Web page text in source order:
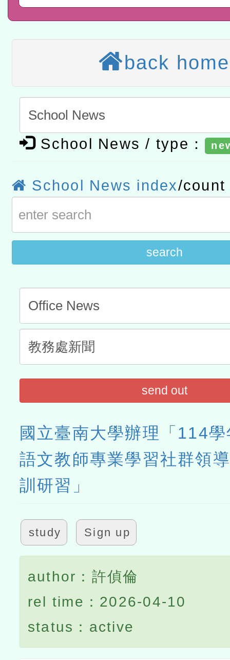
讀推動專業研習
科技賦能─人工智慧(AI)工
程
A3數位素養講師名單
「數位內容與教學軟體線
t」
有關大陸委員會函釋公務
赴陸應申請許可一案
轉知經濟部水利署委託財
研究院辦理「115年表揚
115年8月22日(星期六)辦
航」
back home
School News / type：
School News index/count
search
send out
國立臺南大學辦理「114
語文教師專業學習社群領
訓研習」
study Sign up
author：許偵倫
rel time：2026-04-10
status：active